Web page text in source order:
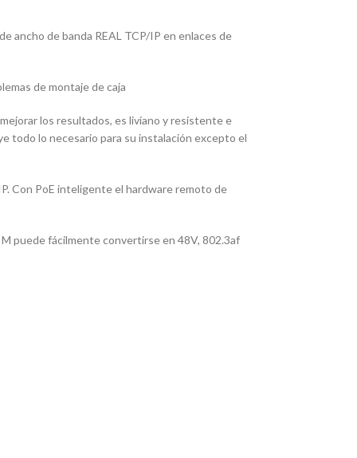
ancho de banda REAL TCP/IP en enlaces de
de montaje de caja
los resultados, es liviano y resistente e
todo lo necesario para su instalación excepto el
Con PoE inteligente el hardware remoto de
puede fácilmente convertirse en 48V, 802.3af